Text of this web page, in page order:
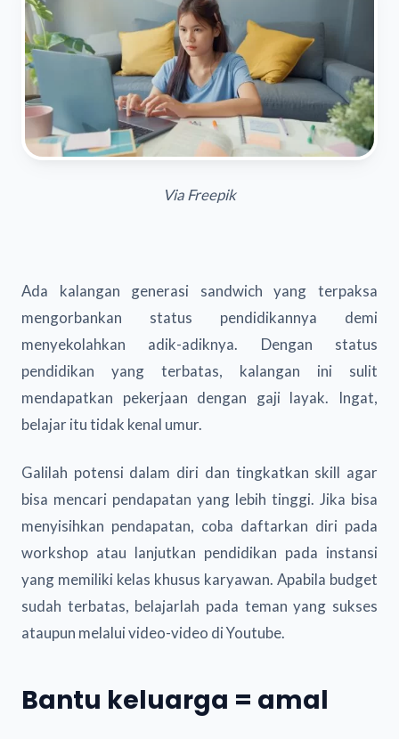
Via Freepik
Ada kalangan generasi sandwich yang terpaksa
mengorbankan status pendidikannya demi
menyekolahkan adik-adiknya. Dengan status
pendidikan yang terbatas, kalangan ini sulit
mendapatkan pekerjaan dengan gaji layak. Ingat,
belajar itu tidak kenal umur.
Galilah potensi dalam diri dan tingkatkan skill agar
bisa mencari pendapatan yang lebih tinggi. Jika bisa
menyisihkan pendapatan, coba daftarkan diri pada
workshop atau lanjutkan pendidikan pada instansi
yang memiliki kelas khusus karyawan. Apabila budget
sudah terbatas, belajarlah pada teman yang sukses
ataupun melalui video-video di Youtube.
Bantu keluarga = amal